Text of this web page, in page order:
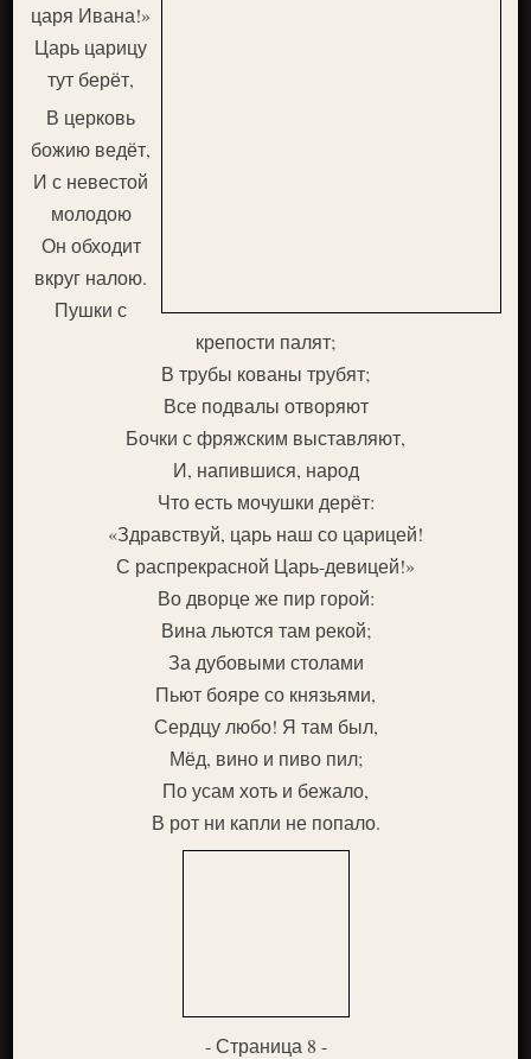
царя Ивана!»
Царь царицу
тут берёт,
В церковь
божию ведёт,
И с невестой
молодою
Он обходит
вкруг налою.
Пушки с
крепости палят;
В трубы кованы трубят;
Все подвалы отворяют
Бочки с фряжским выставляют,
И, напившися, народ
Что есть мочушки дерёт:
«Здравствуй, царь наш со царицей!
С распрекрасной Царь-девицей!»
Во дворце же пир горой:
Вина льются там рекой;
За дубовыми столами
Пьют бояре со князьями,
Сердцу любо! Я там был,
Мёд, вино и пиво пил;
По усам хоть и бежало,
В рот ни капли не попало.
- Страница 8 -